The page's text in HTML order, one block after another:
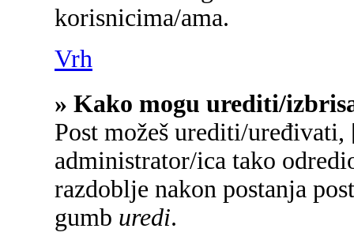
korisnicima/ama.
Vrh
» Kako mogu urediti/
Post možeš urediti/
administrator/ica tako
razdoblje nakon postanja
gumb uredi.